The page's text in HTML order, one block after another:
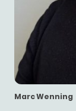
Marc Wenning